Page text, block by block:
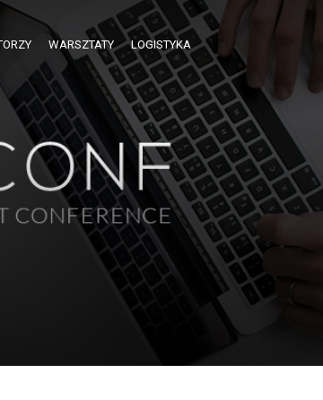
WARSZTATY LOGISTYKA